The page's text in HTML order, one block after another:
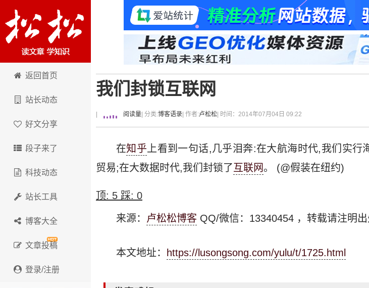
卢松松博客
返回首页
站长动态
好文分享
段子来了
科技动态
站长工具
博客大全
文章投稿
登录/注册
我们封锁互联网
阅读量 | 分类:博客语录 | 作者:卢松松 | 时间：2014年07月04日 09:22
在知乎 上看到一句话,几乎泪奔:在大航海时代,我们实
贸易;在大数据时代,我们封锁了 互联网 。 (@假装在纽约)
顶: 5 踩: 0
来源： 卢松松博客 QQ/微信：13340454 ，转载请注明出
本文地址： https://lusongsong.com/yulu/t/1725.html